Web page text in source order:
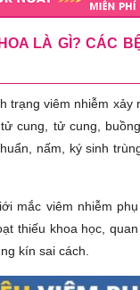
LÀ GÌ? CÁC
trạng viêm nhiễm xảy
cung, tử cung,
nấm, ký sinh
mắc viêm nhiễm
thiếu khoa học,
kín sai cách.